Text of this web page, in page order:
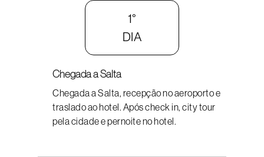
1°
DIA
Chegada a Salta
Chegada a Salta, recepção no aeroporto e
traslado ao hotel. Após check in, city tour
pela cidade e pernoite no hotel.